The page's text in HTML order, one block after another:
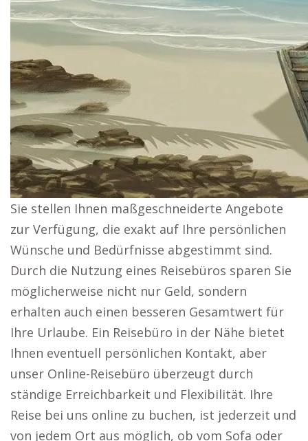
Sie stellen Ihnen maßgeschneiderte Angebote
zur Verfügung, die exakt auf Ihre persönlichen
Wünsche und Bedürfnisse abgestimmt sind.
Durch die Nutzung eines Reisebüros sparen Sie
möglicherweise nicht nur Geld, sondern
erhalten auch einen besseren Gesamtwert für
Ihre Urlaube. Ein Reisebüro in der Nähe bietet
Ihnen eventuell persönlichen Kontakt, aber
unser Online-Reisebüro überzeugt durch
ständige Erreichbarkeit und Flexibilität. Ihre
Reise bei uns online zu buchen, ist jederzeit und
von jedem Ort aus möglich, ob vom Sofa oder